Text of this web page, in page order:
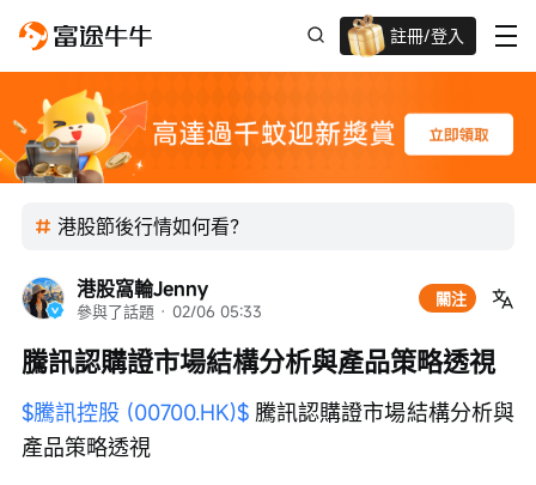
註冊/登入
港股節後行情如何看？
港股窩輪Jenny
參與了話題 · 02/06 05:33
關注
騰訊認購證市場結構分析與產品策略透視
$騰訊控股 (00700.HK)$ 騰訊認購證市場結構分析與
產品策略透視